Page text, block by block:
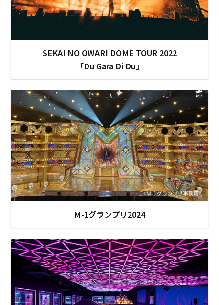
SEKAI NO OWARI DOME TOUR 2022
「Du Gara Di Du」
M-1グランプリ2024